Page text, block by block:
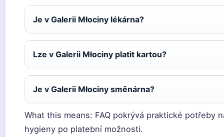
Je v Galerii Młociny lékárna?
Lze v Galerii Młociny platit kartou?
Je v Galerii Młociny směnárna?
What this means: FAQ pokrývá praktické potřeby
hygieny po platební možnosti.